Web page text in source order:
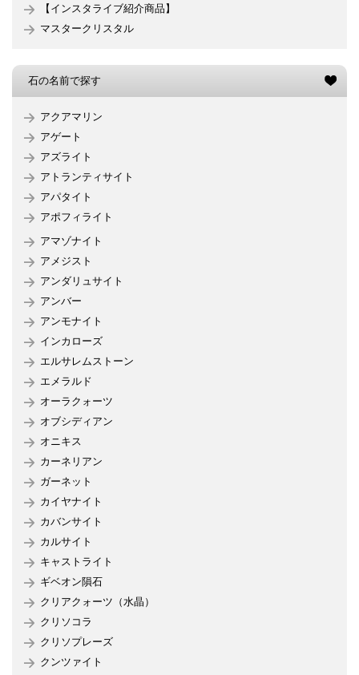
【インスタライブ紹介商品】
マスタークリスタル
石の名前で探す
アクアマリン
アゲート
アズライト
アトランティサイト
アパタイト
アポフィライト
アマゾナイト
アメジスト
アンダリュサイト
アンバー
アンモナイト
インカローズ
エルサレムストーン
エメラルド
オーラクォーツ
オブシディアン
オニキス
カーネリアン
ガーネット
カイヤナイト
カバンサイト
カルサイト
キャストライト
ギベオン隕石
クリアクォーツ（水晶）
クリソコラ
クリソプレーズ
クンツァイト